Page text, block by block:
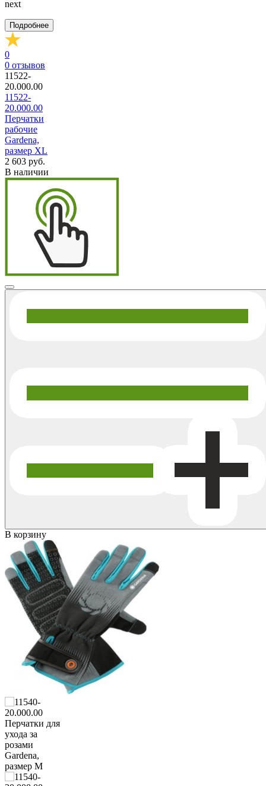
next
Подробнее
0
0 отзывов
11522-
20.000.00
11522-
20.000.00
Перчатки
рабочие
Gardena,
размер XL
2 603 руб.
В наличии
В корзину